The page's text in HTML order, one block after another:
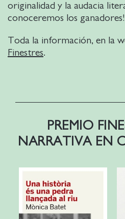
originalidad y la audacia
conoceremos los ganadores!
Toda la información, en la
Finestres.
PREMIO
NARRATIVA EN